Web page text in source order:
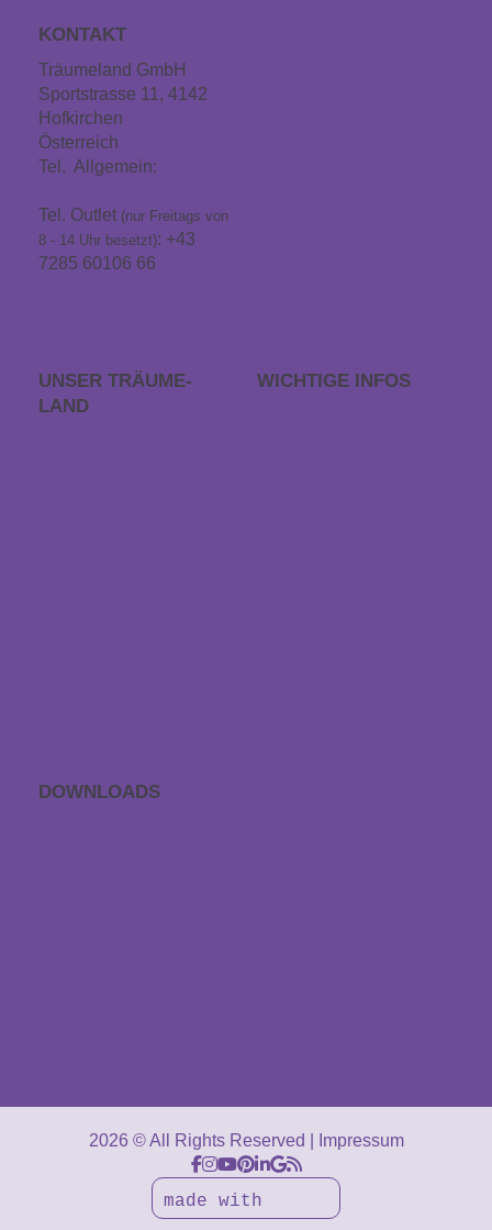
KONTAKT
Träumeland GmbH
Sportstrasse 11, 4142
Hofkirchen
Österreich
Tel. Allgemein:
Tel. Outlet (nur Freitags von
8 - 14 Uhr besetzt): +43
7285 60106 66
UNSER TRÄUME­
LAND
WICHTIGE INFOS
DOWNLOADS
2026 © All Rights Reserved Impressum
made with